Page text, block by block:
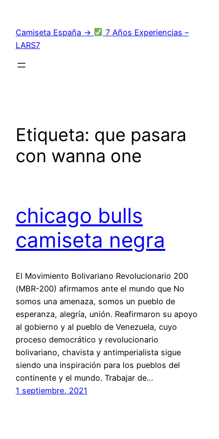
contenido
Camiseta España →
7 Años Experiencias –
LARS7
Etiqueta: que pasara
con wanna one
chicago bulls
camiseta negra
El Movimiento Bolivariano Revolucionario 200
(MBR-200) afirmamos ante el mundo que No
somos una amenaza, somos un pueblo de
esperanza, alegría, unión. Reafirmaron su apoyo
al gobierno y al pueblo de Venezuela, cuyo
proceso democrático y revolucionario
bolivariano, chavista y antimperialista sigue
siendo una inspiración para los pueblos del
continente y el mundo. Trabajar de…
1 septiembre, 2021